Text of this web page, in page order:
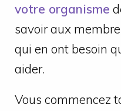
votre organisme
savoir aux
qui en ont besoin
aider.
Vous commencez